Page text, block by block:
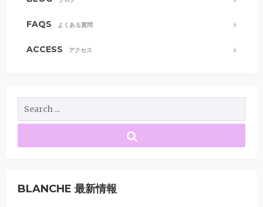
FAQS よくある質問
ACCESS アクセス
BLANCHE 最新情報